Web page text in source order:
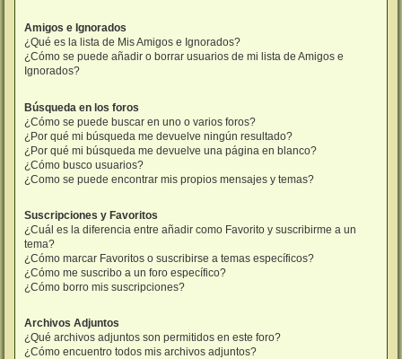
Amigos e Ignorados
¿Qué es la lista de Mis Amigos e Ignorados?
¿Cómo se puede añadir o borrar usuarios de mi lista de Amigos e
Ignorados?
Búsqueda en los foros
¿Cómo se puede buscar en uno o varios foros?
¿Por qué mi búsqueda me devuelve ningún resultado?
¿Por qué mi búsqueda me devuelve una página en blanco?
¿Cómo busco usuarios?
¿Como se puede encontrar mis propios mensajes y temas?
Suscripciones y Favoritos
¿Cuál es la diferencia entre añadir como Favorito y suscribirme a un
tema?
¿Cómo marcar Favoritos o suscribirse a temas específicos?
¿Cómo me suscribo a un foro específico?
¿Cómo borro mis suscripciones?
Archivos Adjuntos
¿Qué archivos adjuntos son permitidos en este foro?
¿Cómo encuentro todos mis archivos adjuntos?